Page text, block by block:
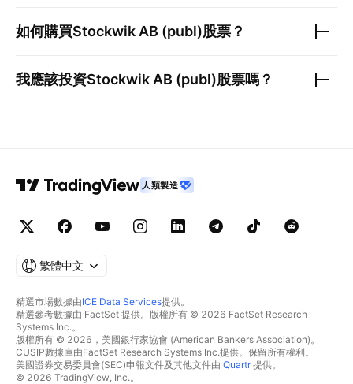
如何購買Stockwik AB (publ)股票？
我應該投資Stockwik AB (publ)股票嗎？
人類製造
繁體中文
精選市場數據由ICE Data Services提供。
精選參考數據由 FactSet 提供。版權所有 © 2026 FactSet Research
Systems Inc.。
版權所有 © 2026，美國銀行家協會 (American Bankers Association)。
CUSIP數據庫由FactSet Research Systems Inc.提供。保留所有權利。
美國證券交易委員會(SEC)申報文件及其他文件由 Quartr提供。
© 2026 TradingView, Inc.。